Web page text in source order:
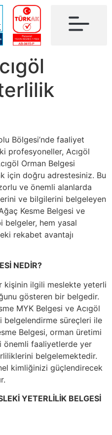
Bölgesi’nde faaliyet
profesyoneller, Acıgöl
Orman Belgesi
için doğru adrestesiniz. Bu
ve önemli alanlarda
ve bilgilerini belgeleyen
Kesme Belgesi ve
belgeler, hem yasal
rekabet avantajı
NEDİR?
kişinin ilgili meslekte yeterli
gösteren bir belgedir.
MYK Belgesi ve Acıgöl
belgelendirme süreçleri ile
Belgesi, orman üretimi
önemli faaliyetlerde yer
belgelemektedir.
kimliğinizi güçlendirecek
YETERLİLİK BELGESİ